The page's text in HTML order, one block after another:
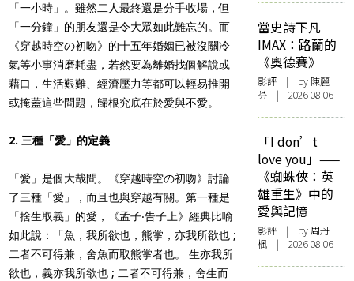
「一小時」。雖然二人最終還是分手收場，但
「一分鐘」的朋友還是令大眾如此難忘的。而
《穿越時空の初吻》的十五年婚姻已被沒關冷
氣等小事消磨耗盡，若然要為離婚找個解說或
藉口，生活艱難、經濟壓力等都可以輕易推開
或掩蓋這些問題，歸根究底在於愛與不愛。
2. 三種「愛」的定義
「愛」是個大哉問。《穿越時空の初吻》討論
了三種「愛」，而且也與穿越有關。第一種是
「捨生取義」的愛，《孟子‧告子上》經典比喻
如此說：「魚，我所欲也，熊掌，亦我所欲也 ;
二者不可得兼，舍魚而取熊掌者也。 生亦我所
欲也，義亦我所欲也 ; 二者不可得兼，舍生而
當史詩下凡
IMAX：路蘭的
《奧德賽》
影評 | by 陳麗
芬 | 2026-08-06
「I don’t
love you」——
《蜘蛛俠：英
雄重生》中的
愛與記憶
影評 | by周丹
楓 | 2026-08-06